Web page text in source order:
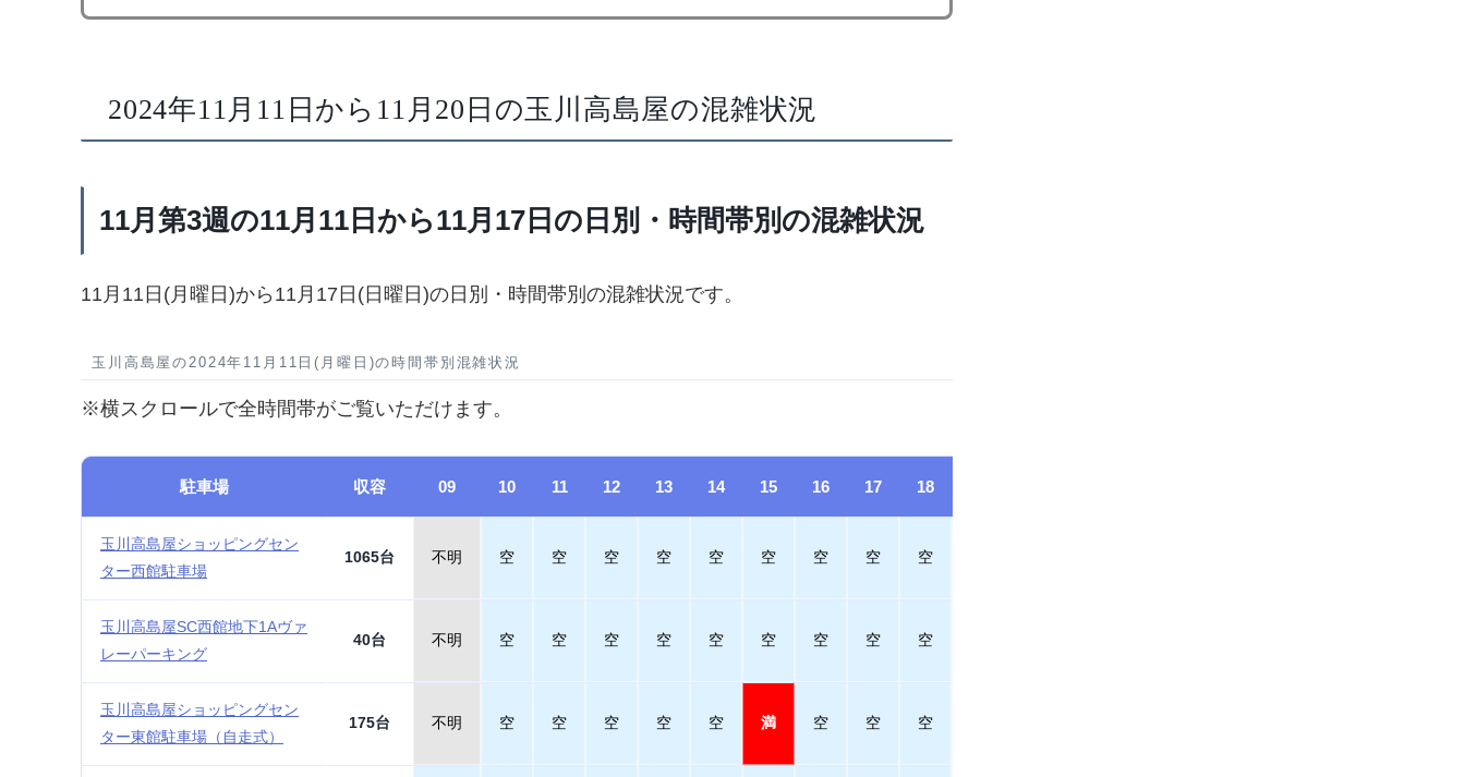
2024年11月11日から11月20日の玉川高島屋の混雑状況
11月第3週の11月11日から11月17日の日別・時間帯別の混雑状況
11月11日(月曜日)から11月17日(日曜日)の日別・時間帯別の混雑状況です。
玉川高島屋の2024年11月11日(月曜日)の時間帯別混雑状況
※横スクロールで全時間帯がご覧いただけます。
駐車場 収容 09 10 11 12 13 14 15 16 17 18
玉川高島屋ショッピングセン
ター西館駐車場
1065台 不明 空 空 空 空 空 空 空 空 空
玉川高島屋SC西館地下1Aヴァ
レーパーキング
40台 不明 空 空 空 空 空 空 空 空 空
玉川高島屋ショッピングセン
ター東館駐車場（自走式）
175台 不明 空 空 空 空 空 満 空 空 空